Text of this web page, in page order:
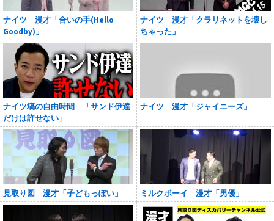
ナイツ 漫才「合いの手(Hello
Goodby)」
ナイツ 漫才「クラリネットを壊し
ちゃった」
ナイツ塙の自由時間 「サンド伊達
だけは許せない」
ナイツ 漫才「ジャイニーズ」
見取り図 漫才「子どもっぽい」 ミルクボーイ 漫才「男優」